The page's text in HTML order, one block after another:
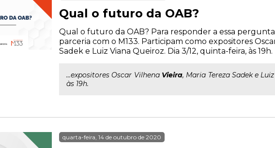
Qual o futuro da OAB?
Qual o futuro da OAB? Para responder a essa
parceria com o M133. Participam como expositores
Sadek e Luiz Viana Queiroz. Dia 3/12, quinta-feira, às 19h.
...expositores Oscar Vilhena Vieira, Maria Tereza Sadek e
às 19h.
quarta-feira, 14 de outubro de 2020